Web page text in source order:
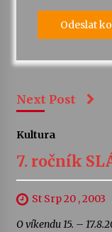
Next Post
Kultura
7. ročník
St Srp 20 , 2003
O víkendu 15. –